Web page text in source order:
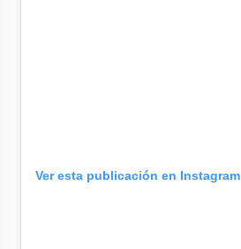
Ver esta publicación en Instagram